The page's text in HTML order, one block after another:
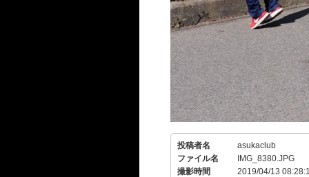
投稿者名
asukaclub
ファイル名
IMG_8380.JPG
撮影時間
2019/04/13